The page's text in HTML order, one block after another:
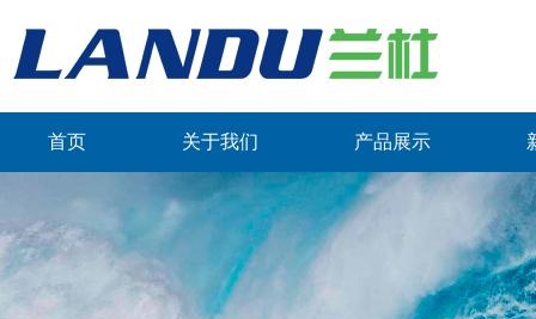
首页 关于我们 产品展示
联系我们